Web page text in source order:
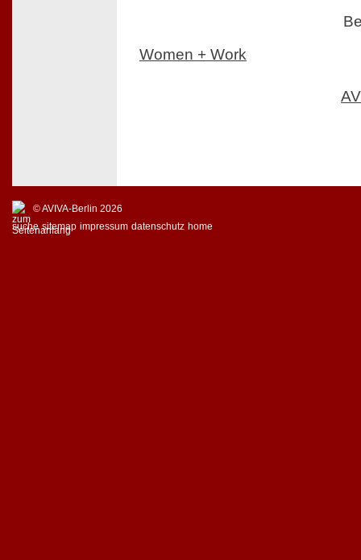
Women + Work
© AVIVA-Berlin 2026
suche sitemap impressum datenschutz home